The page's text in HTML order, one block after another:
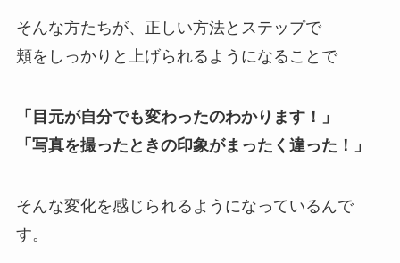
そんな方たちが、正しい方法とステップで
頬をしっかりと上げられるようになることで
「目元が自分でも変わったのわかります！」
「写真を撮ったときの印象がまったく違った！」
そんな変化を感じられるようになっているんで
す。